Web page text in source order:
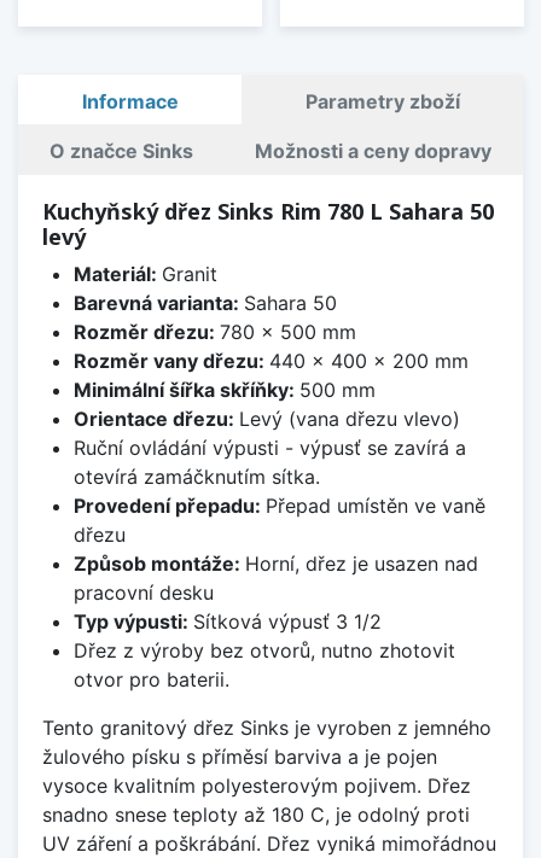
Informace Parametry zboží
O značce Sinks Možnosti a ceny dopravy
Kuchyňský dřez Sinks Rim 780 L Sahara 50
levý
Materiál: Granit
Barevná varianta: Sahara 50
Rozměr dřezu: 780 x 500 mm
Rozměr vany dřezu: 440 x 400 x 200 mm
Minimální šířka skříňky: 500 mm
Orientace dřezu: Levý (vana dřezu vlevo)
Ruční ovládání výpusti - výpusť se zavírá a
otevírá zamáčknutím sítka.
Provedení přepadu: Přepad umístěn ve vaně
dřezu
Způsob montáže: Horní, dřez je usazen nad
pracovní desku
Typ výpusti: Sítková výpusť 3 1/2
Dřez z výroby bez otvorů, nutno zhotovit
otvor pro baterii.
Tento granitový dřez Sinks je vyroben z jemného
žulového písku s příměsí barviva a je pojen
vysoce kvalitním polyesterovým pojivem. Dřez
snadno snese teploty až 180 C, je odolný proti
UV záření a poškrábání. Dřez vyniká mimořádnou